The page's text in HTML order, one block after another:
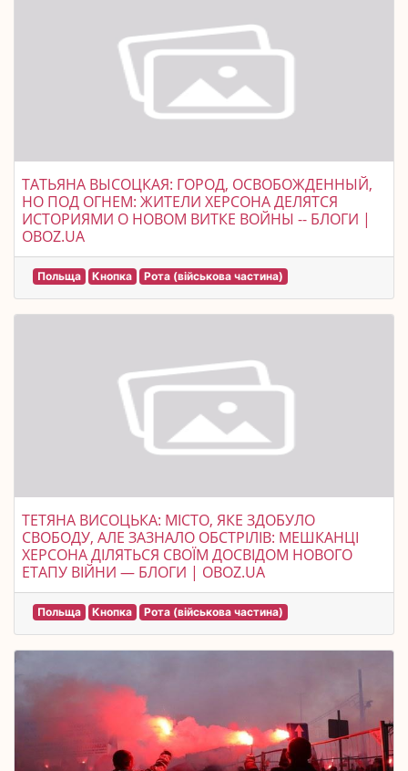
ТАТЬЯНА ВЫСОЦКАЯ: ГОРОД, ОСВОБОЖДЕННЫЙ,
НО ПОД ОГНЕМ: ЖИТЕЛИ ХЕРСОНА ДЕЛЯТСЯ
ИСТОРИЯМИ О НОВОМ ВИТКЕ ВОЙНЫ -- БЛОГИ |
OBOZ.UA
Польща Кнопка Рота (військова частина)
ТЕТЯНА ВИСОЦЬКА: МІСТО, ЯКЕ ЗДОБУЛО
СВОБОДУ, АЛЕ ЗАЗНАЛО ОБСТРІЛІВ: МЕШКАНЦІ
ХЕРСОНА ДІЛЯТЬСЯ СВОЇМ ДОСВІДОМ НОВОГО
ЕТАПУ ВІЙНИ — БЛОГИ | OBOZ.UA
Польща Кнопка Рота (військова частина)